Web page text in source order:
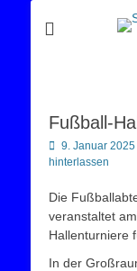
Sportverein
Fußball-
Posted
on
9. Januar 2025
hinterlassen
Die
veranstaltet
Hallenturniere
In der